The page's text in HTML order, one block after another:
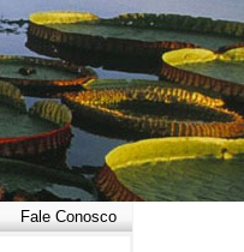
Fale Conosco